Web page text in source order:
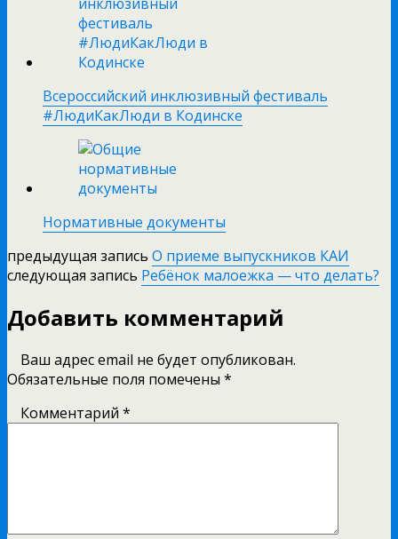
Всероссийский инклюзивный фестиваль
#ЛюдиКакЛюди в Кодинске
Нормативные документы
предыдущая запись О приеме выпускников КАИ
следующая запись Ребёнок малоежка — что делать?
Добавить комментарий
Ваш адрес email не будет опубликован.
Обязательные поля помечены *
Комментарий *